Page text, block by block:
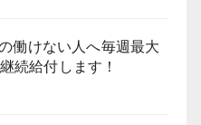
働けない人へ毎週最大
続給付します！